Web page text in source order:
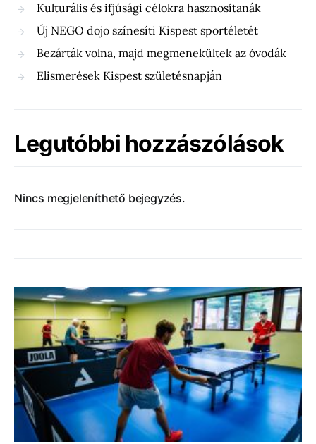
Kulturális és ifjúsági célokra hasznosítanák
Új NEGO dojo színesíti Kispest sportéletét
Bezárták volna, majd megmenekültek az óvodák
Elismerések Kispest születésnapján
Legutóbbi hozzászólások
Nincs megjeleníthető bejegyzés.